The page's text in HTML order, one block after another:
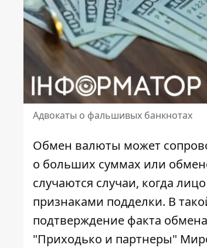
Адвокаты о фальшивых банкнотах
Обмен валюты может
о больших суммах или
случаются случаи, когда
признаками подделки. В
подтверждение факта
"Приходько и партнеры"